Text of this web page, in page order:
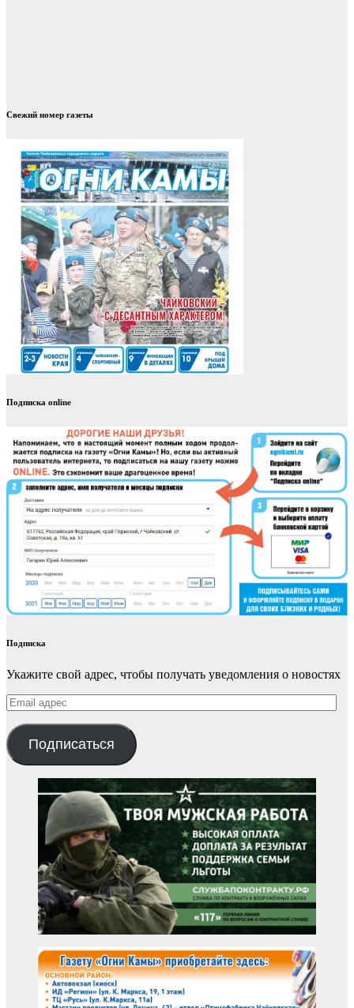
Свежий номер газеты
Подписка online
Подписка
Укажите свой адрес, чтобы получать уведомления о новостях
Email
адрес
Подписаться